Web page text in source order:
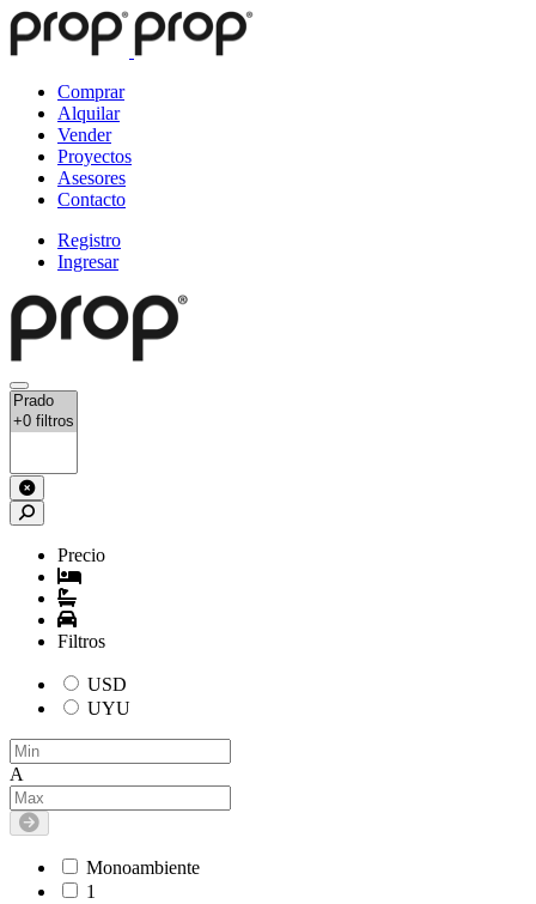
Comprar
Alquilar
Vender
Proyectos
Asesores
Contacto
Registro
Ingresar
Precio
Filtros
USD
UYU
A
Monoambiente
1